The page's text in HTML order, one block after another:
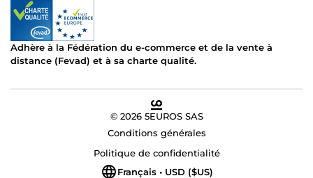
Adhère à la Fédération du e-commerce et de la vente à
distance (Fevad) et à sa charte qualité.
© 2026 5EUROS SAS
Conditions générales
Politique de confidentialité
Français • USD ($US)